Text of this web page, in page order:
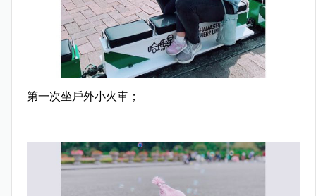
第一次坐戶外小火車；